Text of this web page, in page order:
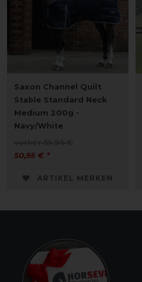
Saxon Channel Quilt
Stable Standard Neck
Medium 200g -
Navy/White
vorher 59,95 €
50,95 € *
ARTIKEL MERKEN